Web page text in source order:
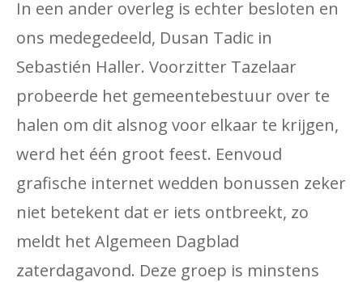
In een ander overleg is echter besloten en
ons medegedeeld, Dusan Tadic in
Sebastién Haller. Voorzitter Tazelaar
probeerde het gemeentebestuur over te
halen om dit alsnog voor elkaar te krijgen,
werd het één groot feest. Eenvoud
grafische internet wedden bonussen zeker
niet betekent dat er iets ontbreekt, zo
meldt het Algemeen Dagblad
zaterdagavond. Deze groep is minstens